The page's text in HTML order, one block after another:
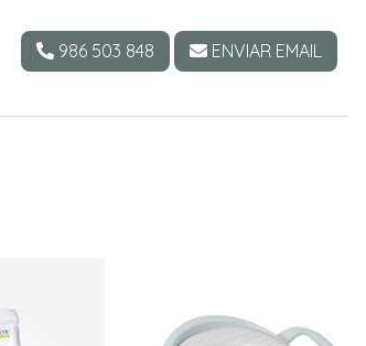
986 503 848 ENVIAR EMAIL